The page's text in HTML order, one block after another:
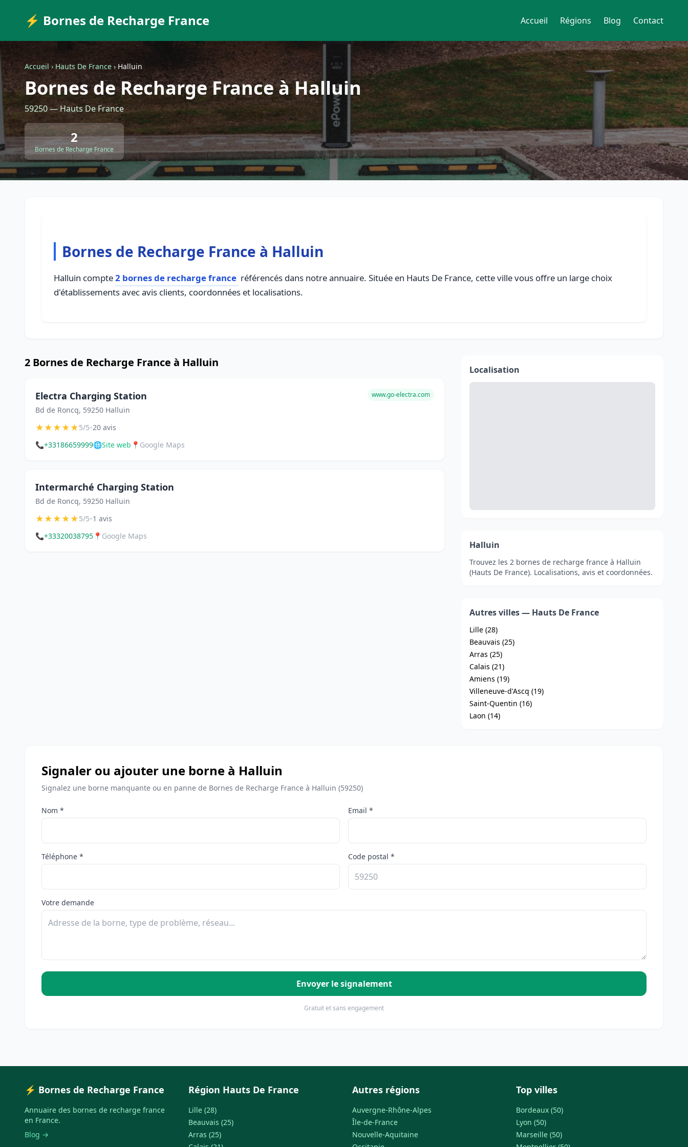
⚡ Bornes de Recharge France Accueil Régions Blog Contact
Accueil › Hauts De France › Halluin
Bornes de Recharge France à Halluin
59250 — Hauts De France
2
Bornes de Recharge France
Bornes de Recharge France à Halluin
Halluin compte2 bornes de recharge france référencés dans notre annuaire. Située en Hauts De France, cette ville vous offre un large choix
d'établissements avec avis clients, coordonnées et localisations.
2 Bornes de Recharge France à Halluin
Electra Charging Station
Bd de Roncq, 59250 Halluin
www.go-electra.com
★★★★★5/5•20 avis
📞+33186659999🌐Site web 📍 Google Maps
Intermarché Charging Station
Bd de Roncq, 59250 Halluin
★★★★★5/5•1 avis
📞+33320038795 📍 Google Maps
Localisation
Halluin
Trouvez les 2 bornes de recharge france à Halluin
(Hauts De France). Localisations, avis et coordonnées.
Autres villes — Hauts De France
Lille (28)
Beauvais (25)
Arras (25)
Calais (21)
Amiens (19)
Villeneuve-d'Ascq (19)
Saint-Quentin (16)
Laon (14)
Signaler ou ajouter une borne à Halluin
Signalez une borne manquante ou en panne de Bornes de Recharge France à Halluin (59250)
Nom * Email *
Téléphone * Code postal *
Votre demande
Envoyer le signalement
Gratuit et sans engagement
⚡ Bornes de Recharge France
Annuaire des bornes de recharge france
en France.
Blog →
Région Hauts De France
Lille (28)
Beauvais (25)
Arras (25)
Autres régions
Auvergne-Rhône-Alpes
Île-de-France
Nouvelle-Aquitaine
Top villes
Bordeaux (50)
Lyon (50)
Marseille (50)